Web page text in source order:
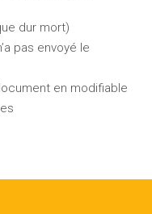
dur mort)
pas envoyé le
en modifiable